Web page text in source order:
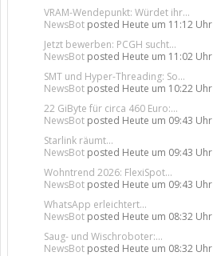
VRAM-Wendepunkt: Würdet ihr...
NewsBot posted Heute um 11:12 Uhr
Jetzt bewerben: PCGH sucht...
NewsBot posted Heute um 11:02 Uhr
SMT und Hyper-Threading: So...
NewsBot posted Heute um 10:22 Uhr
22 GiByte für circa 460 Euro:...
NewsBot posted Heute um 09:43 Uhr
Starlink räumt...
NewsBot posted Heute um 09:43 Uhr
Wohntrend 2026: FlexiSpot...
NewsBot posted Heute um 09:43 Uhr
WhatsApp erleichtert...
NewsBot posted Heute um 08:32 Uhr
Saug- und Wischroboter:...
NewsBot posted Heute um 08:32 Uhr